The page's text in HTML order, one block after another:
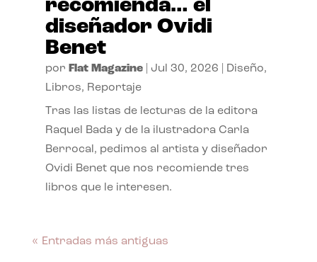
recomienda… el
diseñador Ovidi
Benet
por Flat Magazine| Jul 30, 2026 Diseño,
Libros, Reportaje
Tras las listas de lecturas de la editora
Raquel Bada y de la ilustradora Carla
Berrocal, pedimos al artista y diseñador
Ovidi Benet que nos recomiende tres
libros que le interesen.
« Entradas más antiguas